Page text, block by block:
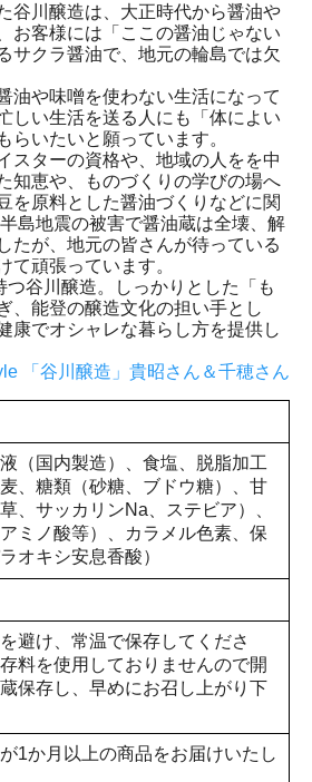
谷川醸造は、大正時代から醤油や
お客様には「ここの醤油じゃない
サクラ醤油で、地元の輪島では欠
油や味噌を使わない生活になって
しい生活を送る人にも「体によい
らいたいと願っています。
スターの資格や、地域の人をを中
知恵や、ものづくりの学びの場へ
を原料とした醤油づくりなどに関
島地震の被害で醤油蔵は全壊、解
たが、地元の皆さんが待っている
て頑張っています。
つ谷川醸造。しっかりとした「も
、能登の醸造文化の担い手とし
康でオシャレな暮らし方を提供し
「谷川醸造」貴昭さん＆千穂さん
（国内製造）、食塩、脱脂加工
、糖類（砂糖、ブドウ糖）、甘
、サッカリンNa、ステビア）、
ミノ酸等）、カラメル色素、保
オキシ安息香酸）
避け、常温で保存してくださ
料を使用しておりませんので開
保存し、早めにお召し上がり下
1か月以上の商品をお届けいたし